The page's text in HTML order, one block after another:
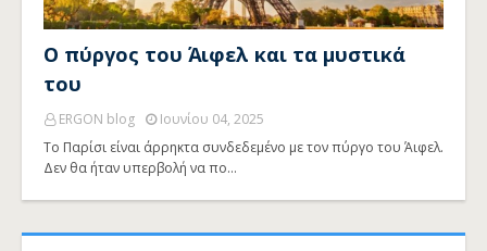
Ο πύργος του Άιφελ και τα μυστικά
του
ERGON blog
Ιουνίου 04, 2025
Το Παρίσι είναι άρρηκτα συνδεδεμένο με τον πύργο του Άιφελ.
Δεν θα ήταν υπερβολή να πο…